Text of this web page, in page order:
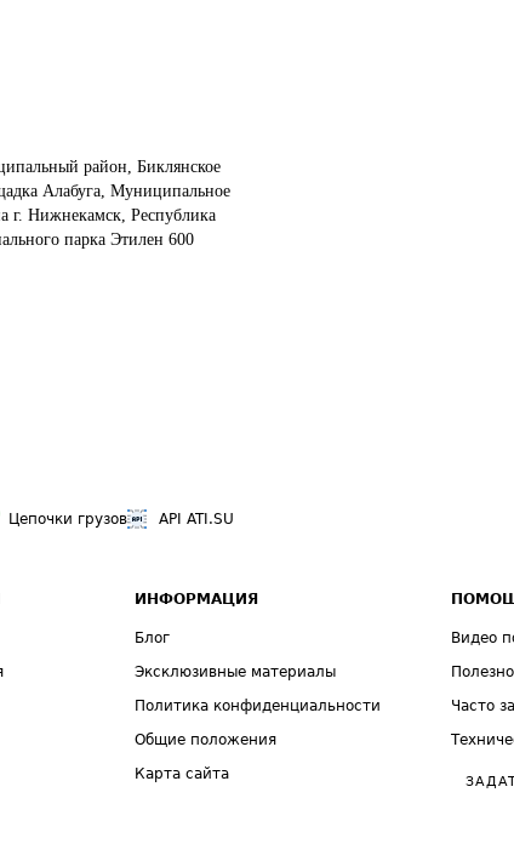
район, Биклянское
Алабуга, Муниципальное
г. Нижнекамск, Республика
парка Этилен 600
Цепочки грузов API ATI.SU
ИНФОРМАЦИЯ
Блог
Эксклюзивные материалы
Политика конфиденциальности
Общие положения
Карта сайта
Видео
Часто